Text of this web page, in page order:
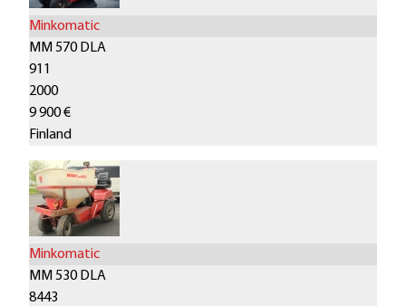
Minkomatic
MM 570 DLA
911
2000
9 900 €
Finland
Minkomatic
MM 530 DLA
8443